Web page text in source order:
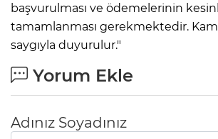
başvurulması ve ödemelerinin
tamamlanması gerekmektedir.
saygıyla duyurulur."
Yorum Ekle
Adınız Soyadınız